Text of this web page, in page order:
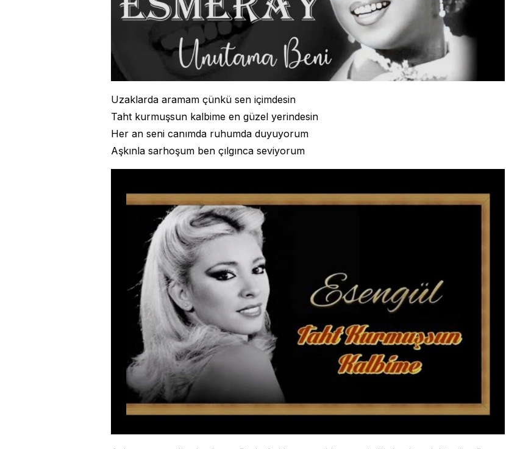
Uzaklarda aramam çünkü sen içimdesin
Taht kurmuşsun kalbime en güzel yerindesin
Her an seni canımda ruhumda duyuyorum
Aşkınla sarhoşum ben çılgınca seviyorum